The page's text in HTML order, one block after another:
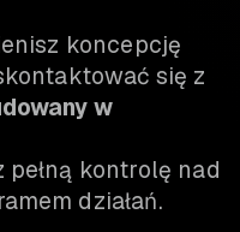
koncepcję
się z
w
kontrolę nad
działań.